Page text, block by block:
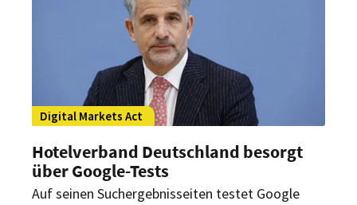
Digital Markets Act
Hotelverband Deutschland besorgt
über Google-Tests
Auf seinen Suchergebnisseiten testet Google